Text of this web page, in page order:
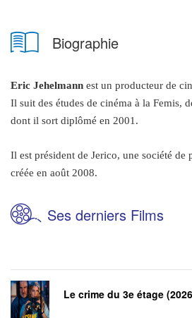
Biographie
Eric Jehelmann est un producteur de
Il suit des études de cinéma à la Femis,
dont il sort diplômé en 2001.
Il est président de Jerico, une société
créée en août 2008.
Ses derniers Films
Le crime du 3e étage